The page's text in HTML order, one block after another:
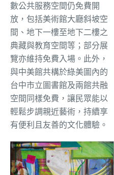
數公共服務空間仍免費開
放，包括美術館大廳斜坡空
間、地下一樓至地下二樓之
典藏與教育空間等；部分展
覽亦維持免費入場。此外，
與中美館共構於綠美圖內的
台中市立圖書館及兩館共融
空間同樣免費，讓民眾能以
輕鬆步調親近藝術，持續享
有便利且友善的文化體驗。